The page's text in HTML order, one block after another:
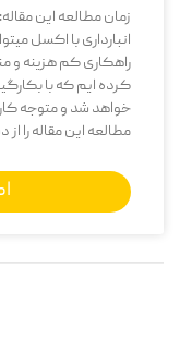
زمان مطالعه این مقاله:
انبارداری با اکسل
راهکاری کم هزینه و
کرده ایم که با
خواهد شد و متوجه
مطالعه این مقاله را